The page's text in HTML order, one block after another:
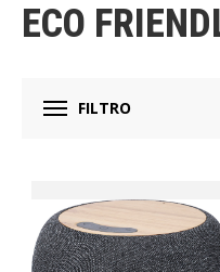
ECO
FILTRO